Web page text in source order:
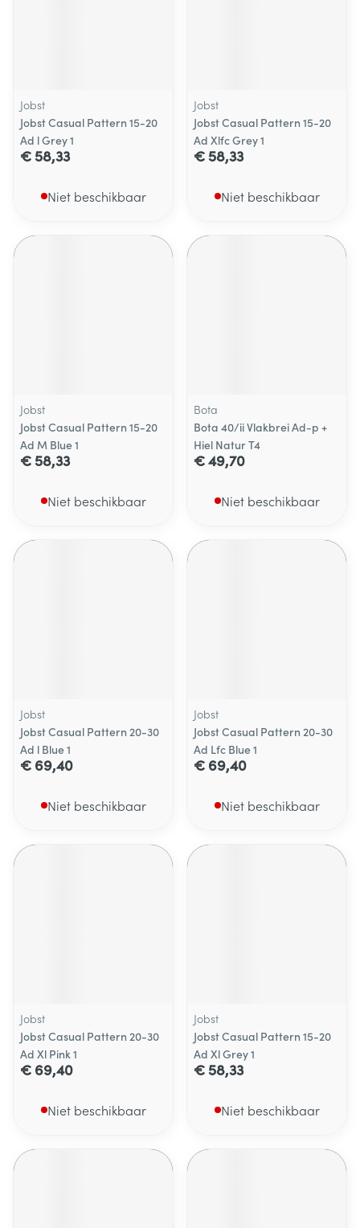
Jobst
Jobst Casual Pattern 15-20
Ad l Grey 1
€ 58,33
Niet beschikbaar
Jobst
Jobst Casual Pattern 15-20
Ad Xlfc Grey 1
€ 58,33
Niet beschikbaar
Jobst
Jobst Casual Pattern 15-20
Ad M Blue 1
€ 58,33
Niet beschikbaar
Bota
Bota 40/ii Vlakbrei Ad-p +
Hiel Natur T4
€ 49,70
Niet beschikbaar
Jobst
Jobst Casual Pattern 20-30
Ad l Blue 1
€ 69,40
Niet beschikbaar
Jobst
Jobst Casual Pattern 20-30
Ad Lfc Blue 1
€ 69,40
Niet beschikbaar
Jobst
Jobst Casual Pattern 20-30
Ad Xl Pink 1
€ 69,40
Niet beschikbaar
Jobst
Jobst Casual Pattern 15-20
Ad Xl Grey 1
€ 58,33
Niet beschikbaar